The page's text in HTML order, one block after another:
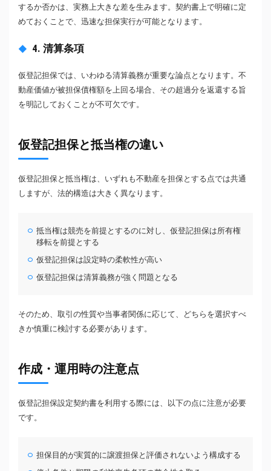
するか否かは、実務上大きな差を生みます。契約書上で明確に定
めておくことで、迅速な担保実行が可能となります。
4. 清算条項
仮登記担保では、いわゆる清算義務が重要な論点となります。不
動産価値が被担保債権額を上回る場合、その超過分を返還する旨
を明記しておくことが不可欠です。
仮登記担保と抵当権の違い
仮登記担保と抵当権は、いずれも不動産を担保とする点では共通
しますが、法的構造は大きく異なります。
抵当権は競売を前提とするのに対し、仮登記担保は所有権
移転を前提とする
仮登記担保は設定時の柔軟性が高い
仮登記担保は清算義務が強く問題となる
そのため、取引の性質や当事者関係に応じて、どちらを選択すべ
きか慎重に検討する必要があります。
作成・運用時の注意点
仮登記担保設定契約書を利用する際には、以下の点に注意が必要
です。
担保目的が実質的に譲渡担保と評価されないよう構成する